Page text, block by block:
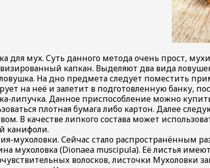
для мух. Суть данного метода очень прост,
капкан. Выделяют два вида
На дно предмета следует поместить
на неё и залетит в подготовленную банку,
липучка. Данное приспособление можно
плотная бумага либо картон. Далее
В качестве липкого состава может
канифоли.
мухоловки. Сейчас стало распространённым
мухоловка (Dionaea muscipula). Её листья
волосков, листочки Мухоловки